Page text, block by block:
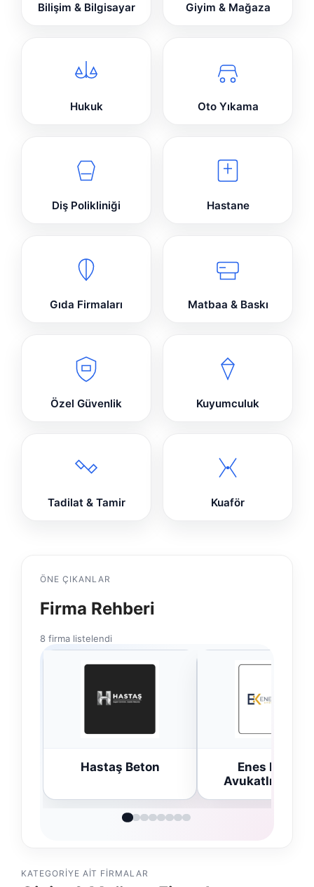
Bilişim & Bilgisayar Giyim & Mağaza
Hukuk Oto Yıkama
Diş Polikliniği Hastane
Gıda Firmaları Matbaa & Baskı
Özel Güvenlik Kuyumculuk
Tadilat & Tamir Kuaför
ÖNE ÇIKANLAR
Firma Rehberi
8 firma listelendi
Hastaş Beton
Enes Kaplan
Avukatlık
KATEGORIYE AIT FIRMALAR